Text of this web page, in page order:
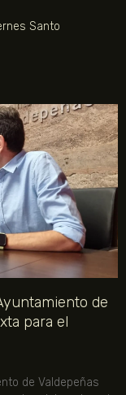
Santo
de
para el
de Valdepeñas